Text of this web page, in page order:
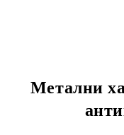
Метални